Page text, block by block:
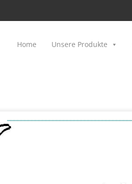
Home Unsere Produkte